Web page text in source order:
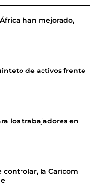
han mejorado,
de activos frente
los trabajadores en
la Caricom